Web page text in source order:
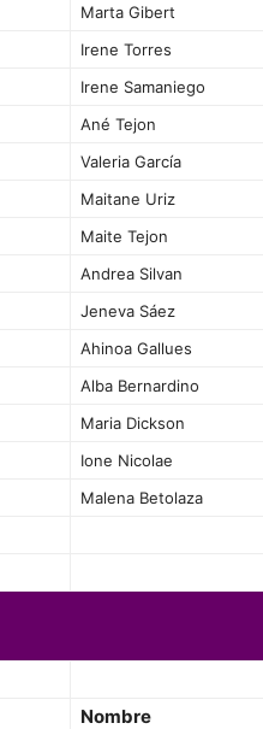
Marta Gibert
Irene Torres
Irene Samaniego
Ané Tejon
Valeria García
Maitane Uriz
Maite Tejon
Andrea Silvan
Jeneva Sáez
Ahinoa Gallues
Alba Bernardino
Maria Dickson
Ione Nicolae
Malena Betolaza
Nombre